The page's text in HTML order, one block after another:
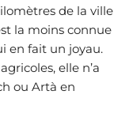
de la ville
la moins connue
en fait un joyau.
elle n’a
ou Artà en